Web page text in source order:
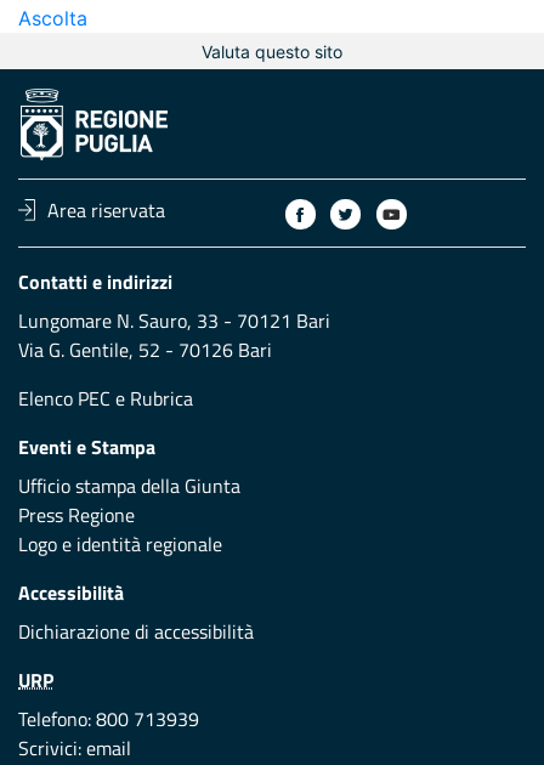
Ascolta
Valuta questo sito
Area riservata
Contatti e indirizzi
Lungomare N. Sauro, 33 - 70121 Bari
Via G. Gentile, 52 - 70126 Bari
Elenco PEC e Rubrica
Eventi e Stampa
Ufficio stampa della Giunta
Press Regione
Logo e identità regionale
Accessibilità
Dichiarazione di accessibilità
URP
Telefono: 800 713939
Scrivici:email